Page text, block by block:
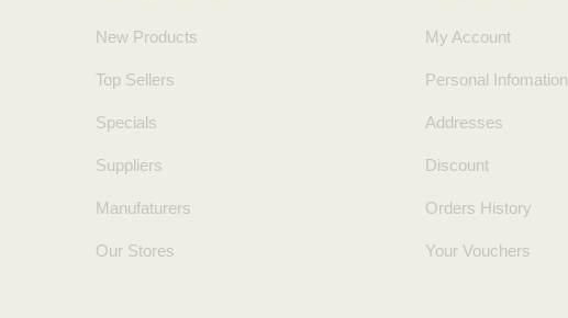
New Products
Top Sellers
Specials
Suppliers
Manufaturers
Our Stores
My Account
Personal Infomation
Addresses
Discount
Orders History
Your Vouchers